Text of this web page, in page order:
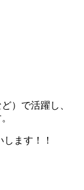
）で活躍し、
ます！！